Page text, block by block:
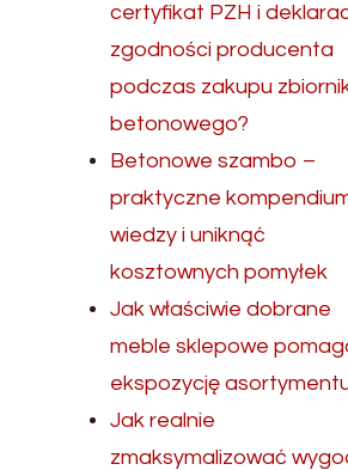
certyfikat PZH i
zgodności producenta
podczas zakupu
betonowego?
Betonowe szambo –
praktyczne
wiedzy i uniknąć
kosztownych pomyłek
Jak właściwie dobrane
meble sklepowe
ekspozycję
Jak realnie
zmaksymalizować